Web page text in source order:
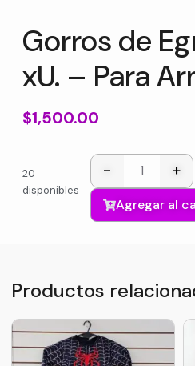
Gorros de
xU. – Para
$1,500.00
20
disponibles
- +
Agregar al
Productos